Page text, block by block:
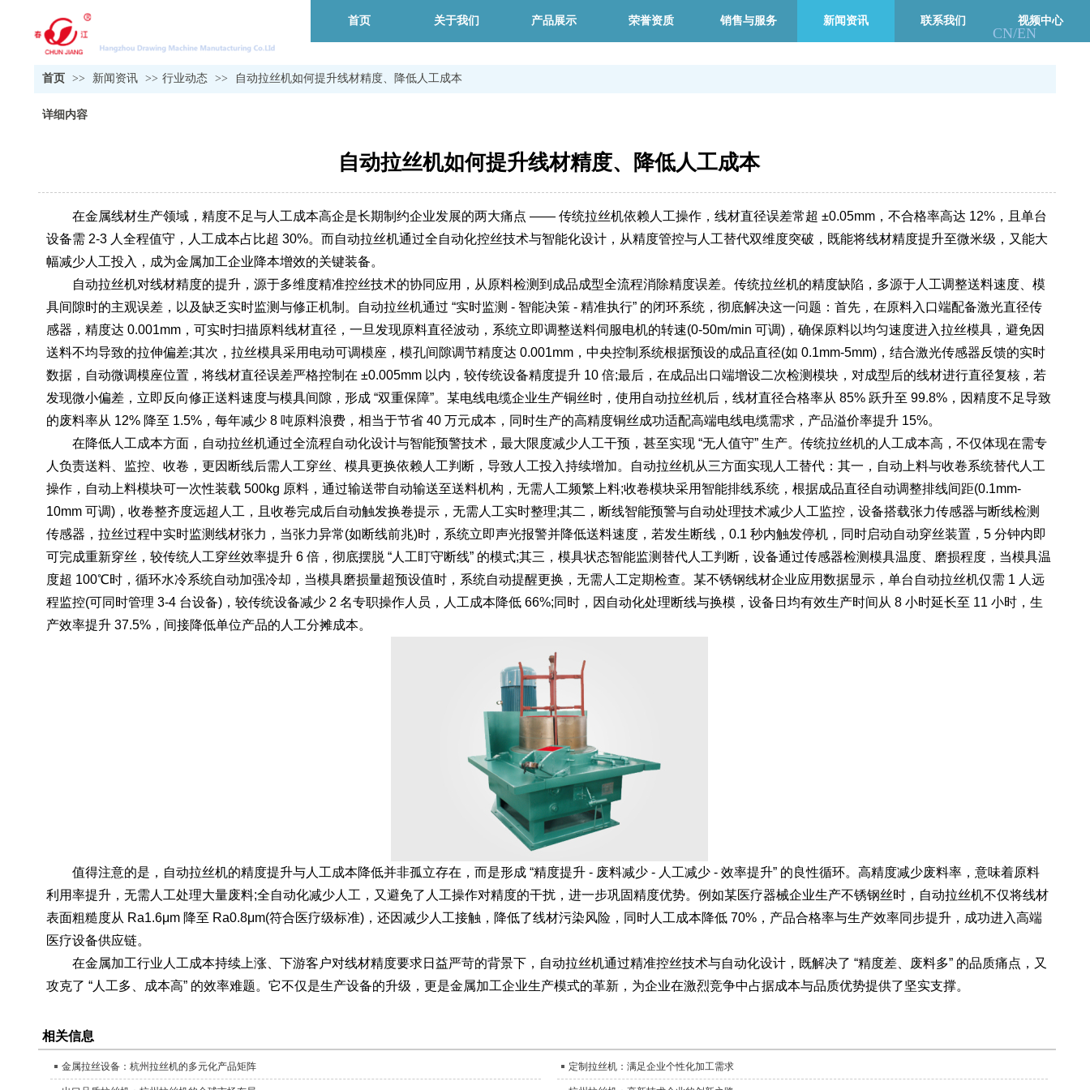
CN/EN
首页 关于我们 产品展示 荣誉资质 销售与服务 新闻资讯 联系我们 视频中心
首页 >> 新闻资讯 >> 行业动态 >> 自动拉丝机如何提升线材精度、降低人工成本
详细内容
自动拉丝机如何提升线材精度、降低人工成本
在金属线材生产领域，精度不足与人工成本高企是长期制约企业发展的两大痛点 —— 传统拉丝机依赖人工操作，线材直径误差常超 ±0.05mm，不合格率高达 12%，且单台
设备需 2-3 人全程值守，人工成本占比超 30%。而自动拉丝机通过全自动化控丝技术与智能化设计，从精度管控与人工替代双维度突破，既能将线材精度提升至微米级，又能大
幅减少人工投入，成为金属加工企业降本增效的关键装备。
自动拉丝机对线材精度的提升，源于多维度精准控丝技术的协同应用，从原料检测到成品成型全流程消除精度误差。传统拉丝机的精度缺陷，多源于人工调整送料速度、模
具间隙时的主观误差，以及缺乏实时监测与修正机制。自动拉丝机通过 “实时监测 - 智能决策 - 精准执行” 的闭环系统，彻底解决这一问题：首先，在原料入口端配备激光直径传
感器，精度达 0.001mm，可实时扫描原料线材直径，一旦发现原料直径波动，系统立即调整送料伺服电机的转速(0-50m/min 可调)，确保原料以均匀速度进入拉丝模具，避免因
送料不均导致的拉伸偏差;其次，拉丝模具采用电动可调模座，模孔间隙调节精度达 0.001mm，中央控制系统根据预设的成品直径(如 0.1mm-5mm)，结合激光传感器反馈的实时
数据，自动微调模座位置，将线材直径误差严格控制在 ±0.005mm 以内，较传统设备精度提升 10 倍;最后，在成品出口端增设二次检测模块，对成型后的线材进行直径复核，若
发现微小偏差，立即反向修正送料速度与模具间隙，形成 “双重保障”。某电线电缆企业生产铜丝时，使用自动拉丝机后，线材直径合格率从 85% 跃升至 99.8%，因精度不足导致
的废料率从 12% 降至 1.5%，每年减少 8 吨原料浪费，相当于节省 40 万元成本，同时生产的高精度铜丝成功适配高端电线电缆需求，产品溢价率提升 15%。
在降低人工成本方面，自动拉丝机通过全流程自动化设计与智能预警技术，最大限度减少人工干预，甚至实现 “无人值守” 生产。传统拉丝机的人工成本高，不仅体现在需专
人负责送料、监控、收卷，更因断线后需人工穿丝、模具更换依赖人工判断，导致人工投入持续增加。自动拉丝机从三方面实现人工替代：其一，自动上料与收卷系统替代人工
操作，自动上料模块可一次性装载 500kg 原料，通过输送带自动输送至送料机构，无需人工频繁上料;收卷模块采用智能排线系统，根据成品直径自动调整排线间距(0.1mm-
10mm 可调)，收卷整齐度远超人工，且收卷完成后自动触发换卷提示，无需人工实时整理;其二，断线智能预警与自动处理技术减少人工监控，设备搭载张力传感器与断线检测
传感器，拉丝过程中实时监测线材张力，当张力异常(如断线前兆)时，系统立即声光报警并降低送料速度，若发生断线，0.1 秒内触发停机，同时启动自动穿丝装置，5 分钟内即
可完成重新穿丝，较传统人工穿丝效率提升 6 倍，彻底摆脱 “人工盯守断线” 的模式;其三，模具状态智能监测替代人工判断，设备通过传感器检测模具温度、磨损程度，当模具温
度超 100℃时，循环水冷系统自动加强冷却，当模具磨损量超预设值时，系统自动提醒更换，无需人工定期检查。某不锈钢线材企业应用数据显示，单台自动拉丝机仅需 1 人远
程监控(可同时管理 3-4 台设备)，较传统设备减少 2 名专职操作人员，人工成本降低 66%;同时，因自动化处理断线与换模，设备日均有效生产时间从 8 小时延长至 11 小时，生
产效率提升 37.5%，间接降低单位产品的人工分摊成本。
值得注意的是，自动拉丝机的精度提升与人工成本降低并非孤立存在，而是形成 “精度提升 - 废料减少 - 人工减少 - 效率提升” 的良性循环。高精度减少废料率，意味着原料
利用率提升，无需人工处理大量废料;全自动化减少人工，又避免了人工操作对精度的干扰，进一步巩固精度优势。例如某医疗器械企业生产不锈钢丝时，自动拉丝机不仅将线材
表面粗糙度从 Ra1.6μm 降至 Ra0.8μm(符合医疗级标准)，还因减少人工接触，降低了线材污染风险，同时人工成本降低 70%，产品合格率与生产效率同步提升，成功进入高端
医疗设备供应链。
在金属加工行业人工成本持续上涨、下游客户对线材精度要求日益严苛的背景下，自动拉丝机通过精准控丝技术与自动化设计，既解决了 “精度差、废料多” 的品质痛点，又
攻克了 “人工多、成本高” 的效率难题。它不仅是生产设备的升级，更是金属加工企业生产模式的革新，为企业在激烈竞争中占据成本与品质优势提供了坚实支撑。
相关信息
金属拉丝设备：杭州拉丝机的多元化产品矩阵 定制拉丝机：满足企业个性化加工需求